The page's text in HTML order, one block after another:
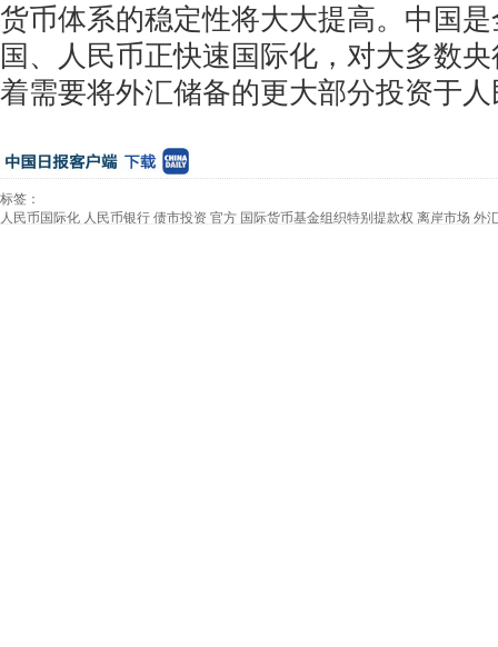
货币体系的稳定性将大大提高。中国
国、人民币正快速国际化，对大多数
着需要将外汇储备的更大部分投资于
标签：
人民币国际化 人民币银行 债市投资 官方 国际货币基金组织特别提款权 离岸市场 外